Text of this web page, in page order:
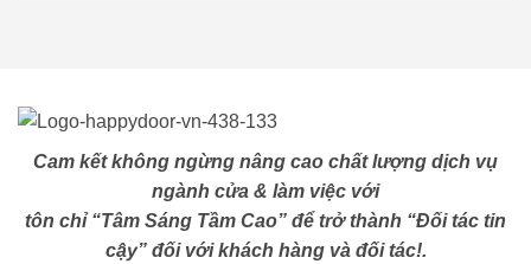
Cam kết không ngừng nâng cao chất lượng dịch vụ
ngành cửa & làm việc với
tôn chỉ “Tâm Sáng Tầm Cao” để trở thành “Đối tác tin
cậy” đối với khách hàng và đối tác!.